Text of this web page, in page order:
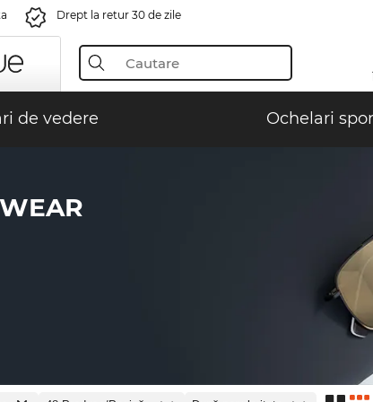
Drept la retur 30 de zile
de vedere Ochelari